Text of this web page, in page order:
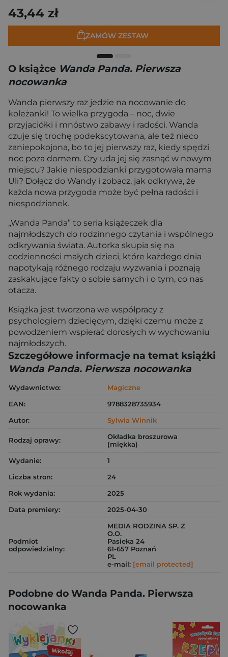
43,44 zł
ZAMÓW ZESTAW
O książce Wanda Panda. Pierwsza
nocowanka
Wanda pierwszy raz jedzie na nocowanie do
koleżanki! To wielka przygoda – noc, dwie
przyjaciółki i mnóstwo zabawy i radości. Wanda
czuje się trochę podekscytowana, ale też nieco
zaniepokojona, bo to jej pierwszy raz, kiedy spędzi
noc poza domem. Czy uda jej się zasnąć w nowym
miejscu? Jakie niespodzianki przygotowała mama
Uli? Dołącz do Wandy i zobacz, jak odkrywa, że
każda nowa przygoda może być pełna radości i
niespodzianek.
„Wanda Panda” to seria książeczek dla
najmłodszych do rodzinnego czytania i wspólnego
odkrywania świata. Autorka skupia się na
codzienności małych dzieci, które każdego dnia
napotykają różnego rodzaju wyzwania i poznają
zaskakujące fakty o sobie samych i o tym, co nas
otacza.
Książka jest tworzona we współpracy z
psychologiem dziecięcym, dzięki czemu może z
powodzeniem wspierać dorosłych w wychowaniu
najmłodszych.
Szczegółowe informacje na temat książki
Wanda Panda. Pierwsza nocowanka
Wydawnictwo:
Magiczne
EAN:
9788328735934
Autor:
Sylwia Winnik
Rodzaj oprawy:
Okładka broszurowa
(miękka)
Wydanie:
1
Liczba stron:
24
Rok wydania:
2025
Data premiery:
2025-04-30
Podmiot
odpowiedzialny:
MEDIA RODZINA SP. Z
O.O.
Pasieka 24
61-657 Poznań
PL
e-mail: [email protected]
Podobne do Wanda Panda. Pierwsza
nocowanka